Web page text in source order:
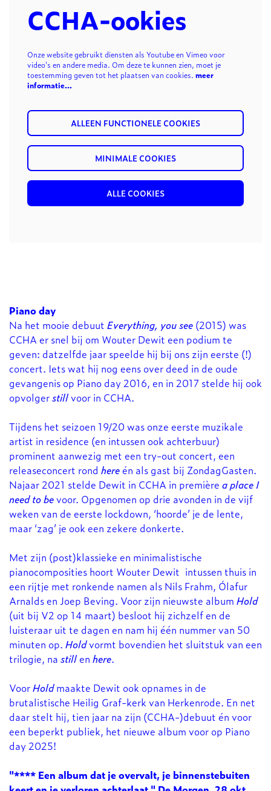
CCHA-ookies
Onze website gebruikt diensten als Youtube en Vimeo voor
video's en andere media. Om deze te kunnen zien, moet je
toestemming geven tot het plaatsen van cookies. meer
informatie…
ALLEEN FUNCTIONELE COOKIES
MINIMALE COOKIES
ALLE COOKIES
Piano day
Na het mooie debuut Everything, you see (2015) was
CCHA er snel bij om Wouter Dewit een podium te
geven: datzelfde jaar speelde hij bij ons zijn eerste (!)
concert. Iets wat hij nog eens over deed in de oude
gevangenis op Piano day 2016, en in 2017 stelde hij ook
opvolgerstillvoor in CCHA.
Tijdens het seizoen 19/20 was onze eerste muzikale
artist in residence (en intussen ook achterbuur)
prominent aanwezig met een try-out concert, een
releaseconcert rond here én als gast bij ZondagGasten.
Najaar 2021 stelde Dewit in CCHA in première a place I
need to bevoor. Opgenomen op drie avonden in de vijf
weken van de eerste lockdown, ‘hoorde’ je de lente,
maar ‘zag’ je ook een zekere donkerte.
Met zijn (post)klassieke en minimalistische
pianocomposities hoort Wouter Dewit intussen thuis in
een rijtje met ronkende namen als Nils Frahm, Ólafur
Arnalds en Joep Beving. Voor zijn nieuwste album Hold
(uit bij V2 op 14 maart) besloot hij zichzelf en de
luisteraar uit te dagen en nam hij één nummer van 50
minuten op. Holdvormt bovendien het sluitstuk van een
trilogie, na still en here.
VoorHoldmaakte Dewit ook opnames in de
brutalistische Heilig Graf-kerk van Herkenrode. En net
daar stelt hij, tien jaar na zijn (CCHA-)debuut én voor
een beperkt publiek, het nieuwe album voor op Piano
day 2025!
"**** Een album dat je overvalt, je binnenstebuiten